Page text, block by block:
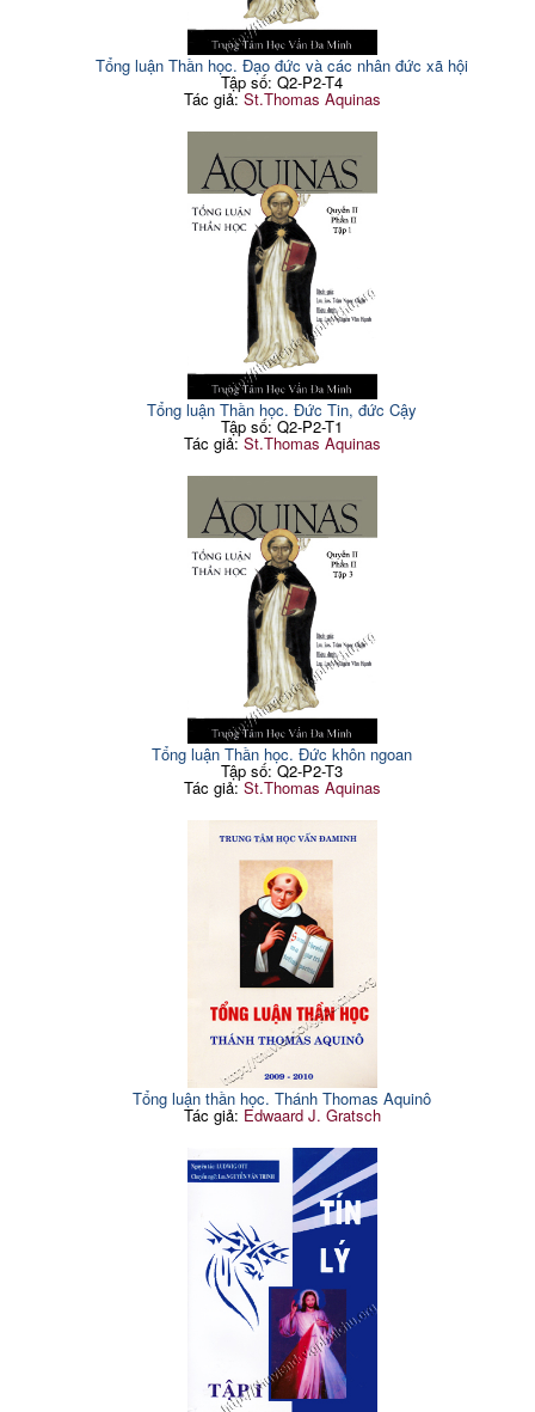
Tổng luận Thần học. Đạo đức và các nhân đức xã hội
Tập số: Q2-P2-T4
Tác giả:St.Thomas Aquinas
Tổng luận Thần học. Đức Tin, đức Cậy
Tập số: Q2-P2-T1
Tác giả:St.Thomas Aquinas
Tổng luận Thần học. Đức khôn ngoan
Tập số: Q2-P2-T3
Tác giả:St.Thomas Aquinas
Tổng luận thần học. Thánh Thomas Aquinô
Tác giả: Edwaard J. Gratsch